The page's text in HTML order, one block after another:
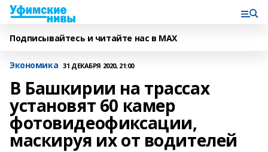
Подписывайтесь и читайте нас в MAX
Экономика 31 ДЕКАБРЯ 2020, 21:00
В Башкирии на трассах
установят 60 камер
фотовидеофиксации,
маскируя их от водителей